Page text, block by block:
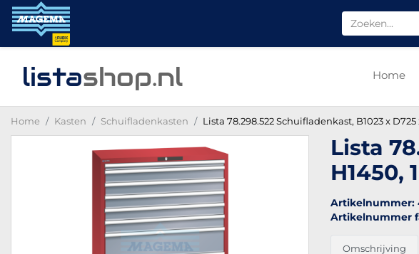
listashop.nl Home
Home Kasten Schuifladenkasten Lista 78.298.522 Schuifladenkast, B1023 x D725
Lista
H1450,
Artikelnummer:
Artikelnummer
Omschrijving